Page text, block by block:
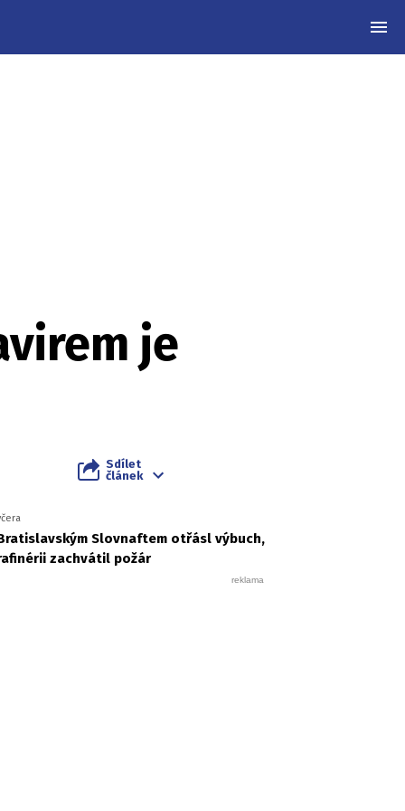
je
Sdílet
článek
Slovnaftem otřásl výbuch,
zachvátil požár